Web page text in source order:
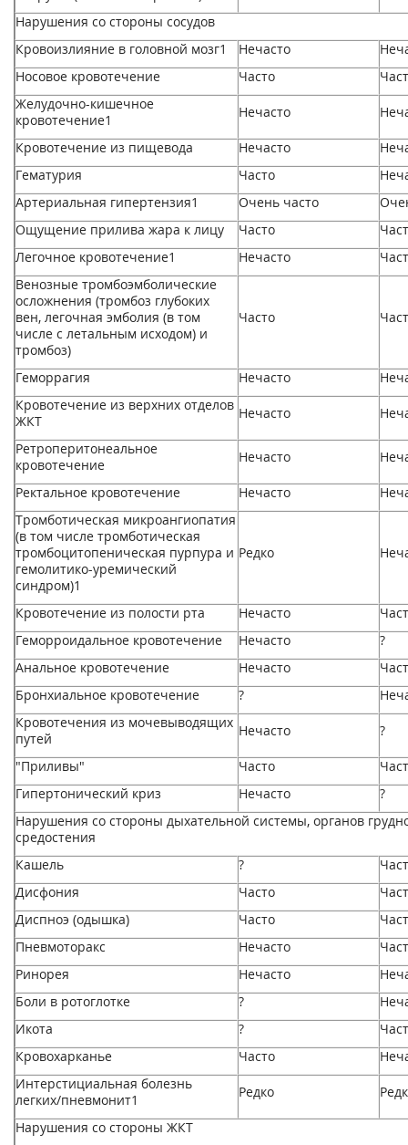
Нарушения со стороны сосудов
Кровоизлияние в головной мозг1 Нечасто
Носовое кровотечение
Часто
Желудочно-кишечное
кровотечение1 Нечасто
Кровотечение из пищевода Нечасто
Гематурия
Часто
Артериальная гипертензия1 Очень часто
Ощущение прилива жара к лицу
Часто
Легочное кровотечение1 Нечасто
Венозные тромбоэмболические
осложнения (тромбоз глубоких
вен, легочная эмболия (в том
числе с летальным исходом) и
тромбоз)
Часто
Геморрагия Нечасто
Кровотечение из верхних отделов
ЖКТ
Нечасто
Ретроперитонеальное
кровотечение
Нечасто
Ректальное кровотечение Нечасто
Тромботическая микроангиопатия
(в том числе тромботическая
тромбоцитопеническая пурпура и
гемолитико-уремический
синдром)1
Редко
Кровотечение из полости рта Нечасто
Геморроидальное кровотечение
Нечасто
?
Анальное кровотечение
Нечасто
Бронхиальное кровотечение
?
Кровотечения из мочевыводящих
путей
Нечасто ?
"Приливы" Часто
Гипертонический криз
Нечасто
?
Нарушения со стороны дыхательной системы, органов
средостения
Кашель
?
Дисфония
Часто
Диспноэ (одышка)
Часто
Пневмоторакс
Нечасто
Ринорея
Нечасто
Боли в ротоглотке
?
Икота
?
Кровохарканье
Часто
Интерстициальная болезнь
легких/пневмонит1
Редко
Нарушения со стороны ЖКТ